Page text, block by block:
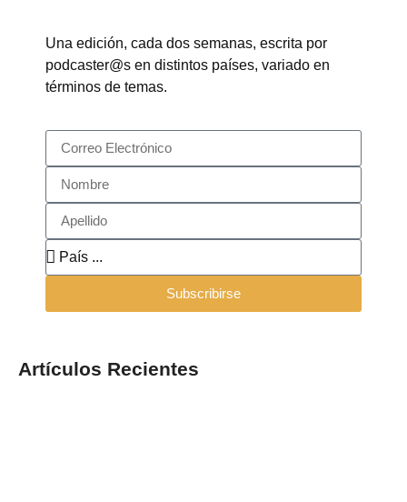
Una edición, cada dos semanas, escrita por
podcaster@s en distintos países, variado en
términos de temas.
Subscribirse
Artículos Recientes